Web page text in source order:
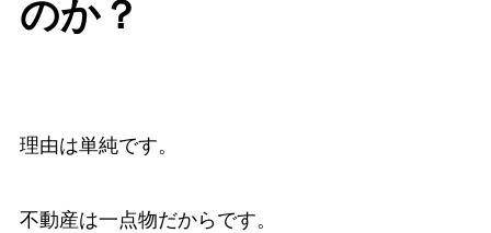
のか？
理由は単純です。
不動産は一点物だからです。